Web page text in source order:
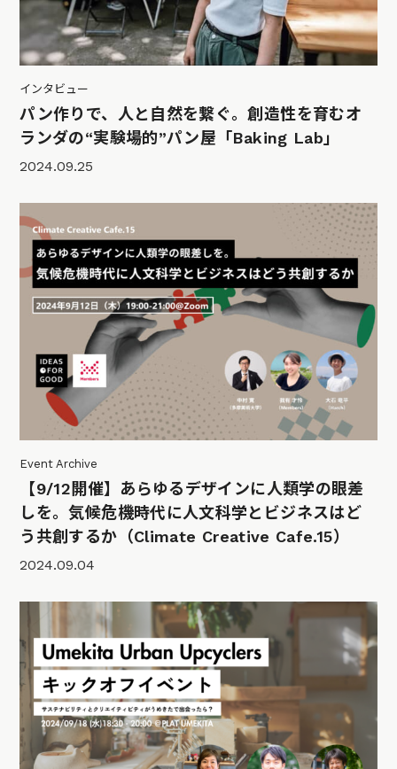
インタビュー
パン作りで、人と自然を繋ぐ。創造性を育むオ
ランダの“実験場的”パン屋「Baking Lab」
2024.09.25
Event Archive
【9/12開催】あらゆるデザインに人類学の眼差
しを。気候危機時代に人文科学とビジネスはど
う共創するか（Climate Creative Cafe.15）
2024.09.04